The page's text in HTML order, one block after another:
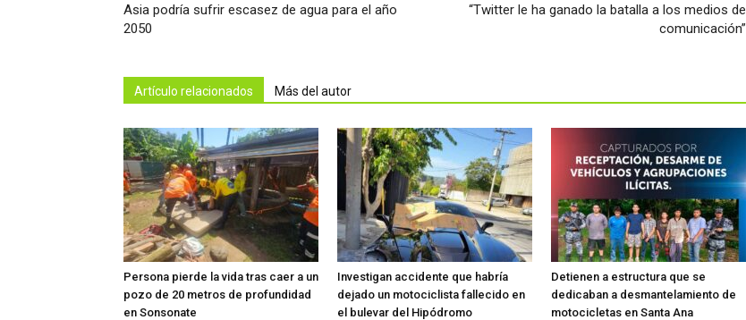
Asia podría sufrir escasez de agua para el año
2050
“Twitter le ha ganado la batalla a los medios de
comunicación”
Artículo relacionados Más del autor
Persona pierde la vida tras caer a un
pozo de 20 metros de profundidad
en Sonsonate
Investigan accidente que habría
dejado un motociclista fallecido en
el bulevar del Hipódromo
Detienen a estructura que se
dedicaban a desmantelamiento de
motocicletas en Santa Ana